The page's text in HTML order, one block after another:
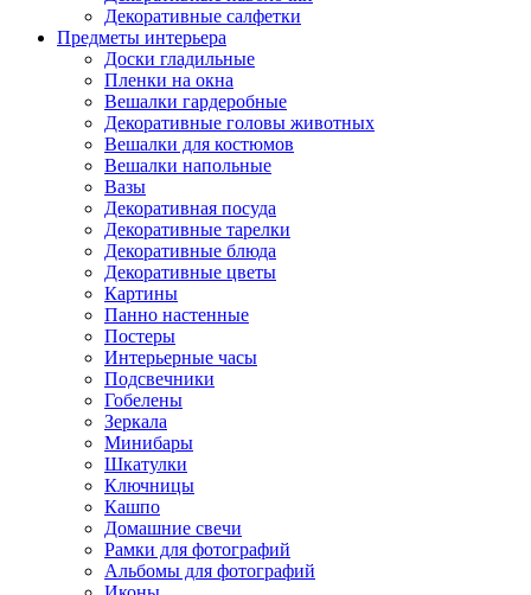
Декоративные салфетки
Предметы интерьера
Доски гладильные
Пленки на окна
Вешалки гардеробные
Декоративные головы животных
Вешалки для костюмов
Вешалки напольные
Вазы
Декоративная посуда
Декоративные тарелки
Декоративные блюда
Декоративные цветы
Картины
Панно настенные
Постеры
Интерьерные часы
Подсвечники
Гобелены
Зеркала
Минибары
Шкатулки
Ключницы
Кашпо
Домашние свечи
Рамки для фотографий
Альбомы для фотографий